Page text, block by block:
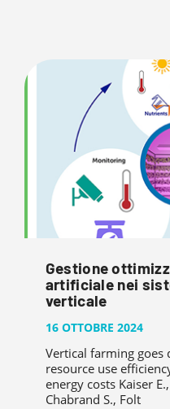
Gestione
artificiale nei
verticale
16 OTTOBRE 2024
Vertical farming
resource use
energy costs Kaiser
Chabrand S., Folt